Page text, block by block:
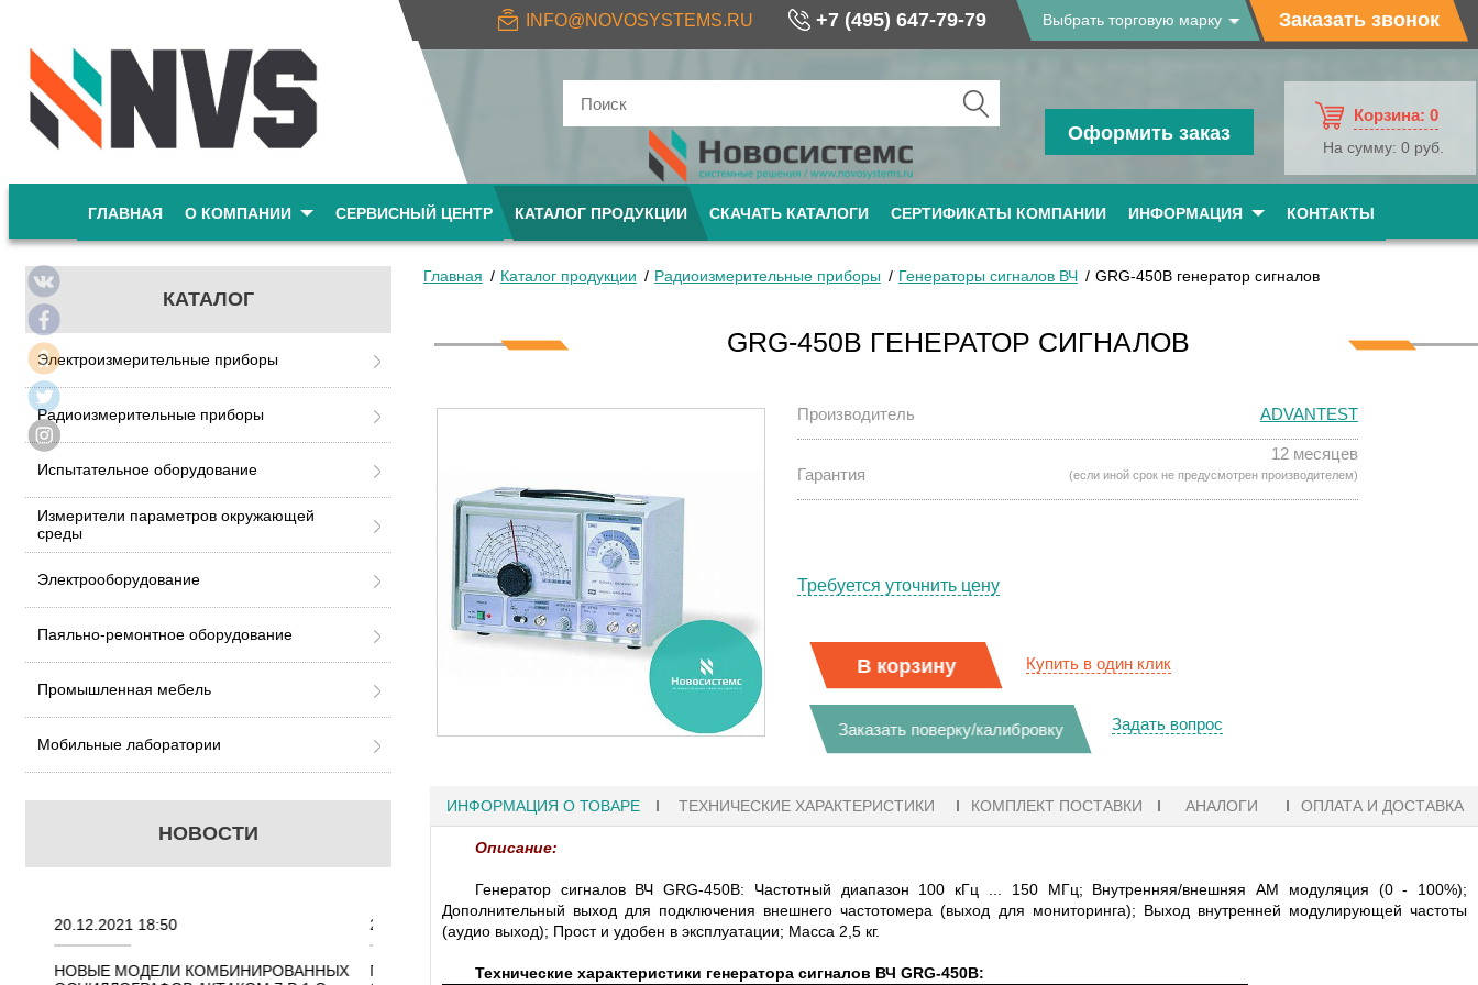
INFO@NOVOSYSTEMS.RU +7 (495) 647-79-79 Выбрать торговую марку Заказать звонок
Оформить заказ
Корзина: 0
На сумму: 0 руб.
ГЛАВНАЯ О КОМПАНИИ СЕРВИСНЫЙ ЦЕНТР КАТАЛОГ ПРОДУКЦИИ СКАЧАТЬ КАТАЛОГИ СЕРТИФИКАТЫ КОМПАНИИ ИНФОРМАЦИЯ КОНТАКТЫ
КАТАЛОГ
Электроизмерительные приборы
Радиоизмерительные приборы
Испытательное оборудование
Измерители параметров окружающей
среды
Электрооборудование
Паяльно-ремонтное оборудование
Промышленная мебель
Мобильные лаборатории
НОВОСТИ
20.12.2021 18:50
НОВЫЕ МОДЕЛИ КОМБИНИРОВАННЫХ
22.11.2021 18:41
ПОРТАТИВНЫЕ КОМБИНИРОВАННЫЕ
02.08.2021 18:41
ОСЦИЛЛОГРАФЫ KEYSIGHT
27.01.2023 10:06
Главная Каталог продукции Радиоизмерительные приборы Генераторы сигналов ВЧ GRG-450B генератор сигналов
GRG-450B ГЕНЕРАТОР СИГНАЛОВ
Производитель ADVANTEST
Гарантия
12 месяцев
(если иной срок не предусмотрен производителем)
Требуется уточнить цену
В корзину Купить в один клик
Заказать поверку/калибровку Задать вопрос
ИНФОРМАЦИЯ О ТОВАРЕ ТЕХНИЧЕСКИЕ ХАРАКТЕРИСТИКИ КОМПЛЕКТ ПОСТАВКИ АНАЛОГИ ОПЛАТА И ДОСТАВКА
Описание:
Генератор сигналов ВЧ GRG-450B: Частотный диапазон 100 кГц ... 150 МГц; Внутренняя/внешняя АМ модуляция (0 - 100%);
Дополнительный выход для подключения внешнего частотомера (выход для мониторинга); Выход внутренней модулирующей частоты
(аудио выход); Прост и удобен в эксплуатации; Масса 2,5 кг.
Технические характеристики генератора сигналов ВЧ GRG-450B: